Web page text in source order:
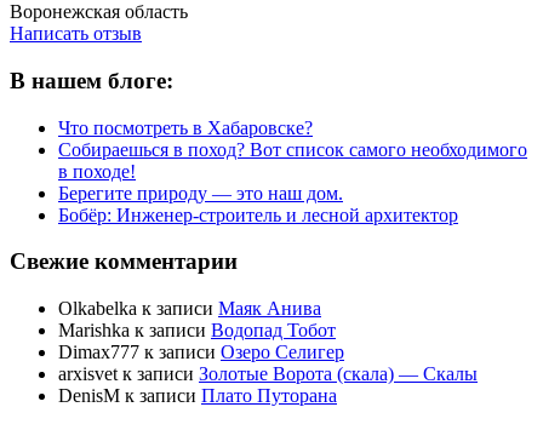
Воронежская область
Написать отзыв
В нашем блоге:
Что посмотреть в Хабаровске?
Собираешься в поход? Вот список самого необходимого
в походе!
Берегите природу — это наш дом.
Бобёр: Инженер-строитель и лесной архитектор
Свежие комментарии
Olkabelka к записи Маяк Анива
Marishka к записи Водопад Тобот
Dimax777 к записи Озеро Селигер
arxisvet к записи Золотые Ворота (скала) — Скалы
DenisM к записи Плато Путорана